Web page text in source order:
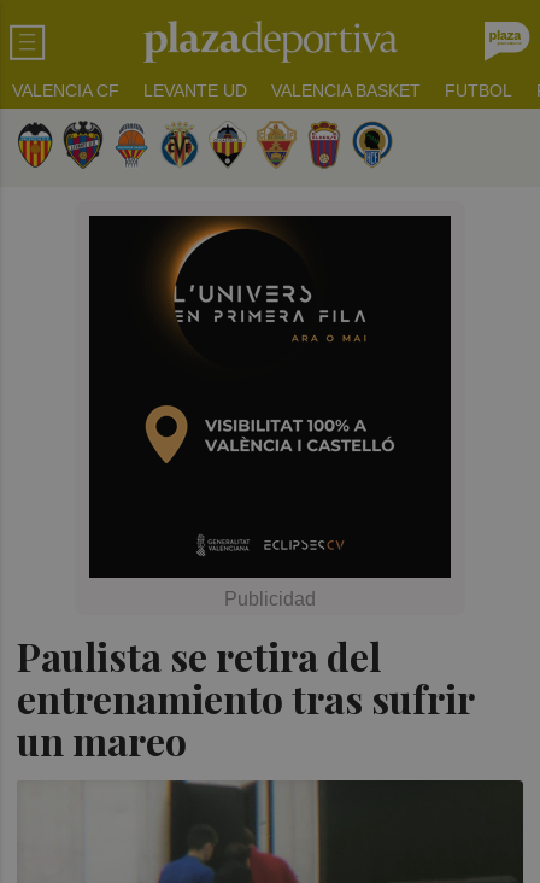
VALENCIA CF LEVANTE UD VALENCIA BASKET FUTBOL
Paulista se retira del
entrenamiento tras sufrir
un mareo